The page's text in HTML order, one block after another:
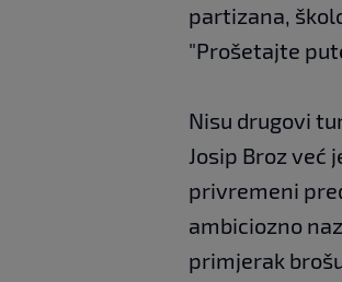
partizana,
"Prošetajte
Nisu drugovi
Josip Broz već
privremeni
ambiciozno
primjerak